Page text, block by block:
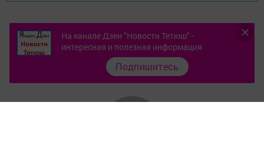
На канале Дзен "Новости Тетюш" -
интересная и полезная информация
Подпишитесь